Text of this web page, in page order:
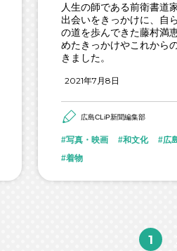
人生の師である前衛書道
出会いをきっかけに、自
の道を歩んできた藤村満
めたきっかけやこれから
きました。
2021年7月8日
広島CLiP新聞編集部
写真・映画 和文化 広
着物
1